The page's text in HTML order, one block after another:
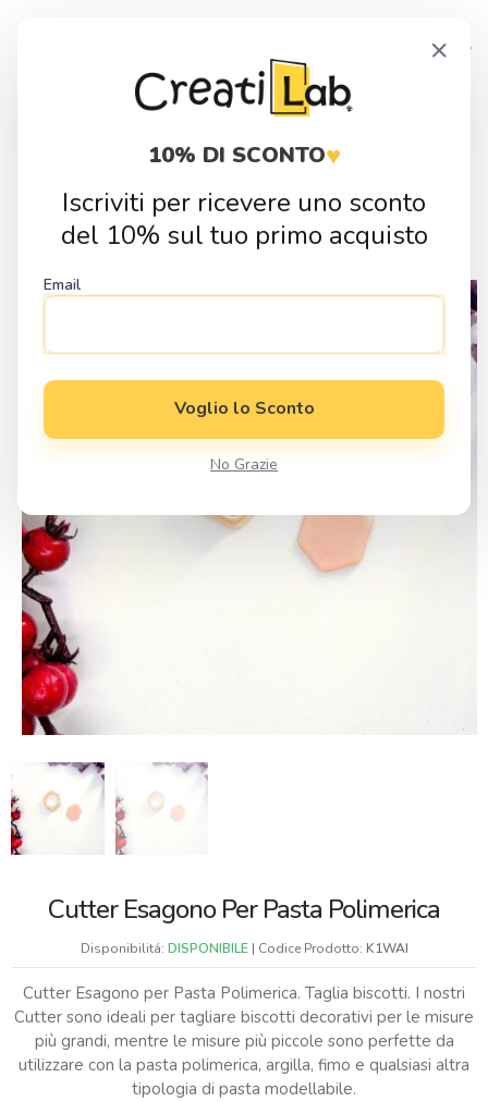
Home Fai da Te Cutter Forme Geometriche
Cutter Esagono
per Pasta Polimerica
Cutter Esagono Per Pasta Polimerica
Disponibilitá: DISPONIBILE| Codice Prodotto: K1WAI
Cutter Esagono per Pasta Polimerica. Taglia biscotti. I nostri
Cutter sono ideali per tagliare biscotti decorativi per le misure
più grandi, mentre le misure più piccole sono perfette da
utilizzare con la pasta polimerica, argilla, fimo e qualsiasi altra
tipologia di pasta modellabile.
×
10% DI SCONTO♥
Iscriviti per ricevere uno sconto
del 10% sul tuo primo acquisto
Email
Voglio lo Sconto
No Grazie